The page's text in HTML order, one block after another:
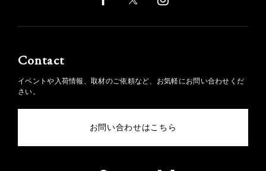
Contact
イベントや入荷情報、取材のご依頼など、お気軽にお問い合わせくだ
さい。
お問い合わせはこちら